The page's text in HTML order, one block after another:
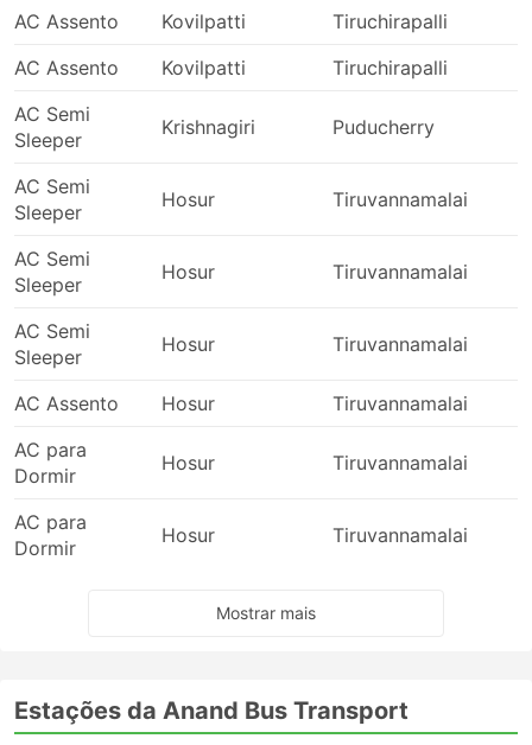
AC Assento
Kovilpatti Tiruchirapalli
AC Assento
Kovilpatti Tiruchirapalli
AC Semi
Sleeper
Krishnagiri Puducherry
AC Semi
Sleeper
Hosur Tiruvannamalai
AC Semi
Sleeper
Hosur Tiruvannamalai
AC Semi
Sleeper
Hosur Tiruvannamalai
AC Assento Hosur Tiruvannamalai
AC para
Dormir
Hosur Tiruvannamalai
AC para
Dormir
Hosur Tiruvannamalai
Mostrar mais
Estações da Anand Bus Transport